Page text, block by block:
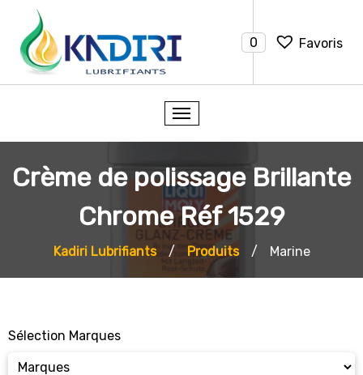
Favoris
0
Crème de polissage Brillante
Chrome Réf 1529
Kadiri Lubrifiants / Produits / Marine
Sélection Marques